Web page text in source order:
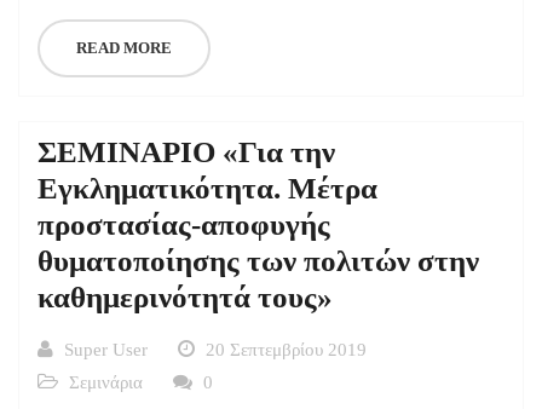
READ MORE
ΣΕΜΙΝΑΡΙΟ «Για την
Εγκληματικότητα. Μέτρα
προστασίας-αποφυγής
θυματοποίησης των πολιτών στην
καθημερινότητά τους»
Super User
20 Σεπτεμβρίου 2019
Σεμινάρια
0